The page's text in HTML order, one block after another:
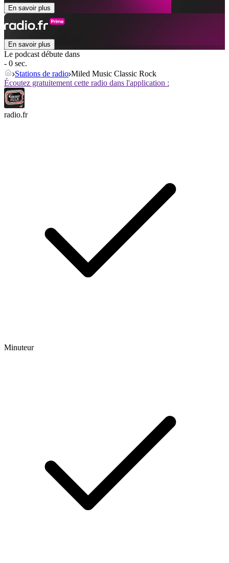
En savoir plus
En savoir plus
Le podcast débute dans
- 0 sec.
Stations de radio Miled Music Classic Rock
Écoutez gratuitement cette radio dans l'application :
radio.fr
Minuteur